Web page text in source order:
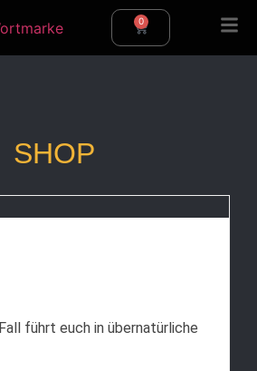
0
SHOP
führt euch in übernatürliche